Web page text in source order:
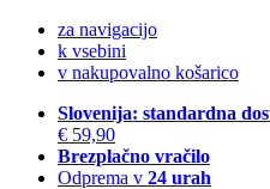
za navigacijo
k vsebini
v nakupovalno košarico
Slovenija: standardna
€ 59,90
Brezplačno vračilo
Odprema v 24 urah